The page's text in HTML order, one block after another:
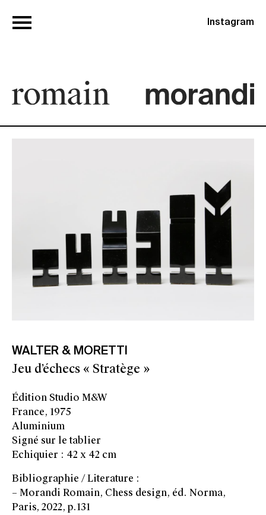
Instagram
WALTER & MORETTI
Jeu d’échecs « Stratège »
Édition Studio M&W
France, 1975
Aluminium
Signé sur le tablier
Echiquier : 42 x 42 cm
Bibliographie / Literature :
– Morandi Romain, Chess design, éd. Norma,
Paris, 2022, p.131